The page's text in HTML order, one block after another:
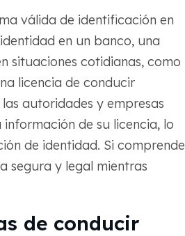
válida de identificación en
en un banco, una
situaciones cotidianas, como
licencia de conducir
autoridades y empresas
de su licencia, lo
de identidad. Si comprende
segura y legal mientras
de conducir